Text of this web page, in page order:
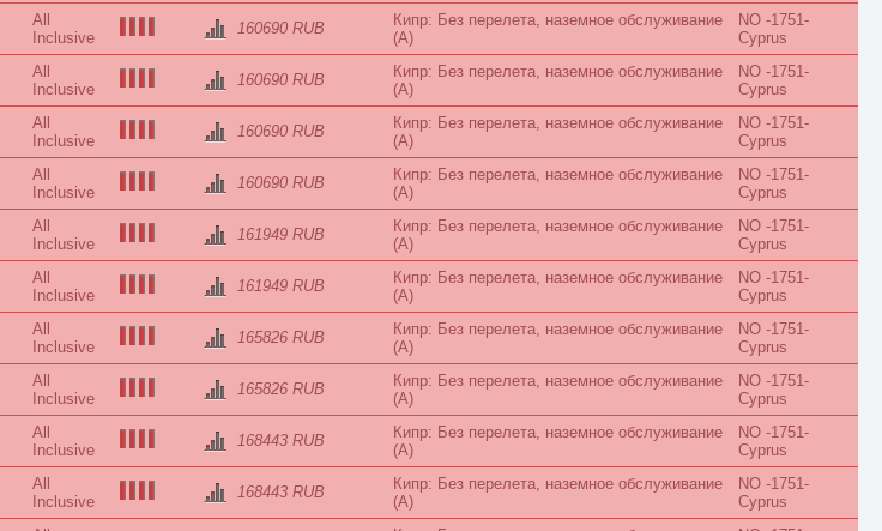
Sunrise
Sunset
Terrace
Upper Floor
Villa
Апартаменты
Без балкона
Бизнес
Вид во двор
Вид на горы
Вид на море
Вид на реку
Вилла
Делюкс
Домик
каюта
All
Inclusive
160690 RUB
Кипр: Без перелета, наземное обслуживание
(A)
NO -1751-
Cyprus
All
Inclusive
160690 RUB
Кипр: Без перелета, наземное обслуживание
(A)
NO -1751-
Cyprus
All
Inclusive
160690 RUB
Кипр: Без перелета, наземное обслуживание
(A)
NO -1751-
Cyprus
All
Inclusive
160690 RUB
Кипр: Без перелета, наземное обслуживание
(A)
NO -1751-
Cyprus
All
Inclusive
161949 RUB
Кипр: Без перелета, наземное обслуживание
(A)
NO -1751-
Cyprus
All
Inclusive
161949 RUB
Кипр: Без перелета, наземное обслуживание
(A)
NO -1751-
Cyprus
All
Inclusive
165826 RUB
Кипр: Без перелета, наземное обслуживание
(A)
NO -1751-
Cyprus
All
Inclusive
165826 RUB
Кипр: Без перелета, наземное обслуживание
(A)
NO -1751-
Cyprus
All
Inclusive
168443 RUB
Кипр: Без перелета, наземное обслуживание
(A)
NO -1751-
Cyprus
All
Inclusive
168443 RUB
Кипр: Без перелета, наземное обслуживание
(A)
NO -1751-
Cyprus